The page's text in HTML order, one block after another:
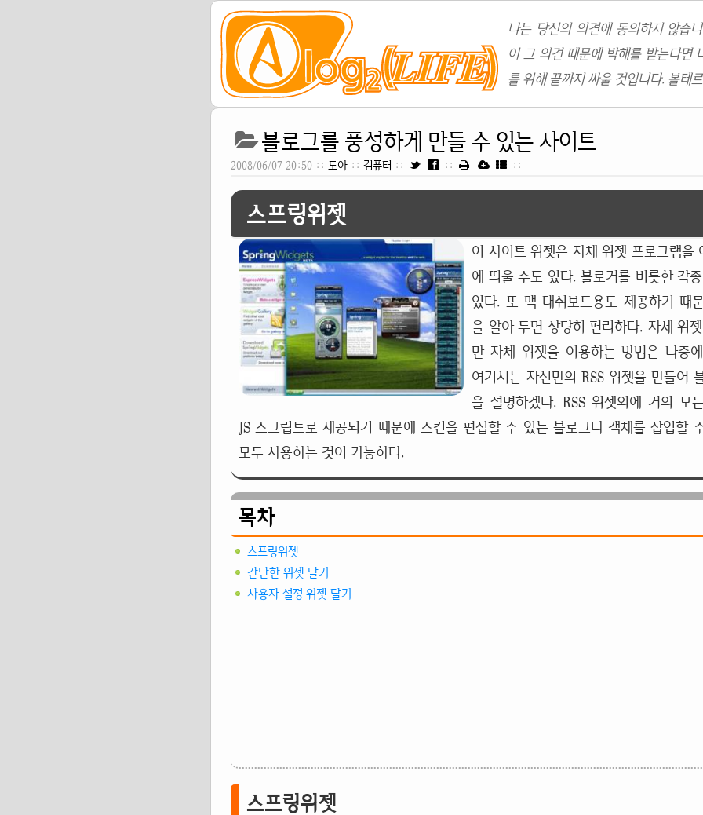
나는 당신의 의견에 동의하지 않습
이 그 의견 때문에 박해를 받는다면
를 위해 끝까지 싸울 것입니다. 볼테
블로그를 풍성하게 만들 수 있는 사이트
2008/06/07 20:50 :: 도아 :: 컴퓨터 :: :: ::
스프링위젯
이 사이트 위젯은 자체 위젯 프로그램을
에 띄울 수도 있다. 블로거를 비롯한 각
있다. 또 맥 대쉬보드용도 제공하기 때
을 알아 두면 상당히 편리하다. 자체 위
만 자체 위젯을 이용하는 방법은 나중
여기서는 자신만의 RSS 위젯을 만들어
을 설명하겠다. RSS 위젯외에 거의 모
JS 스크립트로 제공되기 때문에 스킨을 편집할 수 있는 블로그나 객체를 삽입할
모두 사용하는 것이 가능하다.
목차
스프링위젯
간단한 위젯 달기
사용자 설정 위젯 달기
스프링위젯